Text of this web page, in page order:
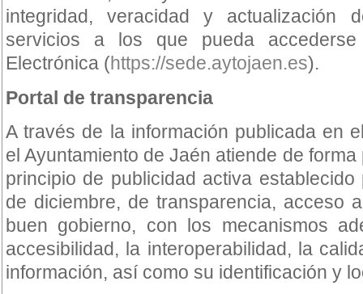
integridad, veracidad y actualización
servicios a los que pueda
Electrónica (https://sede.aytojaen.es).
Portal de transparencia
A través de la información publicada en
el Ayuntamiento de Jaén atiende de
principio de publicidad activa
de diciembre, de transparencia, acceso
buen gobierno, con los mecanismos
accesibilidad, la interoperabilidad, la
información, así como su identificación y